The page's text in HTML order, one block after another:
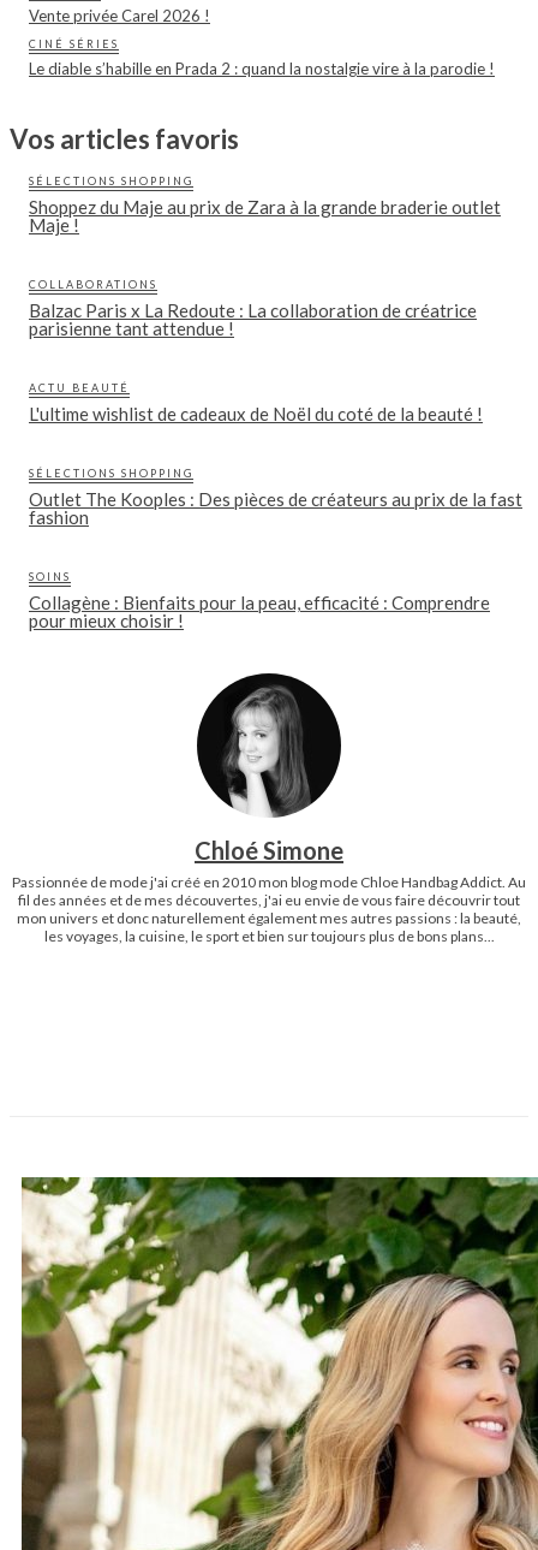
Vente privée Carel 2026 !
CINÉ SÉRIES
Le diable s’habille en Prada 2 : quand la nostalgie vire à la parodie !
Vos articles favoris
SÉLECTIONS SHOPPING
Shoppez du Maje au prix de Zara à la grande braderie outlet
Maje !
COLLABORATIONS
Balzac Paris x La Redoute : La collaboration de créatrice
parisienne tant attendue !
ACTU BEAUTÉ
L'ultime wishlist de cadeaux de Noël du coté de la beauté !
SÉLECTIONS SHOPPING
Outlet The Kooples : Des pièces de créateurs au prix de la fast
fashion
SOINS
Collagène : Bienfaits pour la peau, efficacité : Comprendre
pour mieux choisir !
Chloé Simone
Passionnée de mode j'ai créé en 2010 mon blog mode Chloe Handbag Addict. Au
fil des années et de mes découvertes, j'ai eu envie de vous faire découvrir tout
mon univers et donc naturellement également mes autres passions : la beauté,
les voyages, la cuisine, le sport et bien sur toujours plus de bons plans...